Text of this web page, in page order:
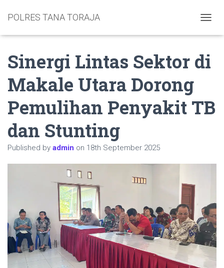
POLRES TANA TORAJA
Sinergi Lintas Sektor di
Makale Utara Dorong
Pemulihan Penyakit TB
dan Stunting
Published by admin on 18th September 2025